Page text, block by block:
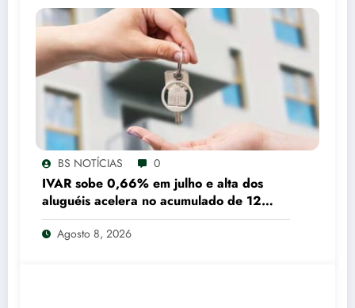
BS NOTÍCIAS 0
IVAR sobe 0,66% em julho e alta dos
aluguéis acelera no acumulado de 12
meses
Agosto 8, 2026